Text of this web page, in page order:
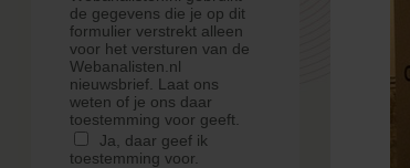
de gegevens die je op dit
formulier verstrekt alleen
voor het versturen van de
Webanalisten.nl
nieuwsbrief. Laat ons
weten of je ons daar
toestemming voor geeft.
Ja, daar geef ik
toestemming voor.